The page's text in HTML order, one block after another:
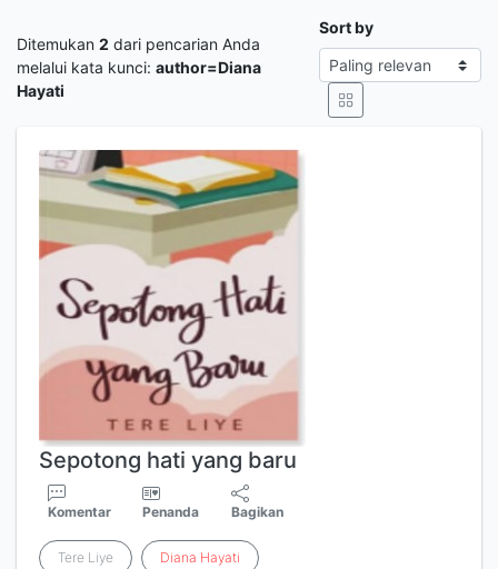
Ditemukan 2 dari pencarian Anda
melalui kata kunci: author=Diana
Hayati
Sort by
Sepotong hati yang baru
Komentar Penanda Bagikan
Tere Liye Diana Hayati